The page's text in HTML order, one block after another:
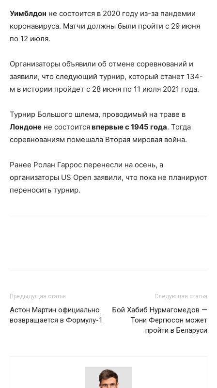
Уимблдон не состоится в 2020 году из-за пандемии
коронавируса. Матчи должны были пройти с 29 июня
по 12 июля.
Организаторы объявили об отмене соревнований и
заявили, что следующий турнир, который станет 134-
м в истории пройдет с 28 июня по 11 июля 2021 года.
Турнир Большого шлема, проводимый на траве в
Лондоне не состоитсявпервые с 1945 года. Тогда
соревнованиям помешала Вторая мировая война.
Ранее Ролан Гаррос перенесли на осень, а
организаторы US Open заявили, что пока не планируют
переносить турнир.
Предыдущая статья
Астон Мартин официально
возвращается в Формулу-1
Следующая статья
Бой Хабиб Нурмагомедов —
Тони Фергюсон может
пройти в Беларуси